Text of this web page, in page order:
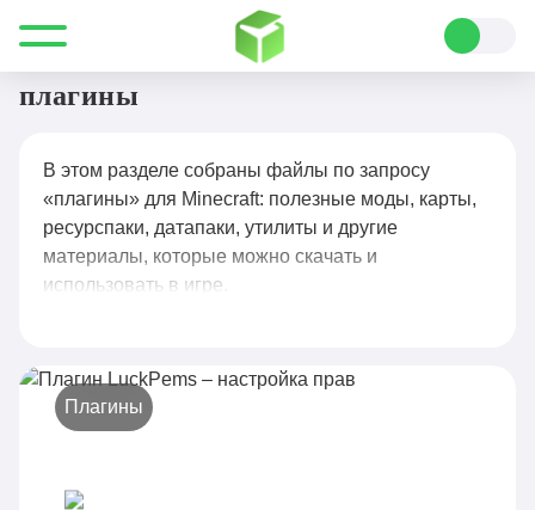
Все для Minecraft плагины
плагины
В этом разделе собраны файлы по запросу
«плагины» для Minecraft: полезные моды, карты,
ресурспаки, датапаки, утилиты и другие
материалы, которые можно скачать и
использовать в игре.
Плагины